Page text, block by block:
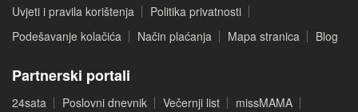
Uvjeti i pravila korištenja
Politika privatnosti
Podešavanje kolačića
Način plaćanja Mapa stranica Blog
Partnerski portali
24sata Poslovni dnevnik Večernji list
missMAMA